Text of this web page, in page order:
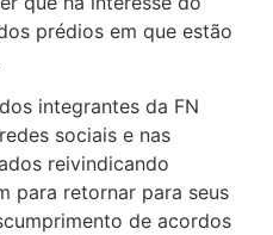
prédios em que estão
integrantes da FN
sociais e nas
reivindicando
para retornar para seus
de acordos